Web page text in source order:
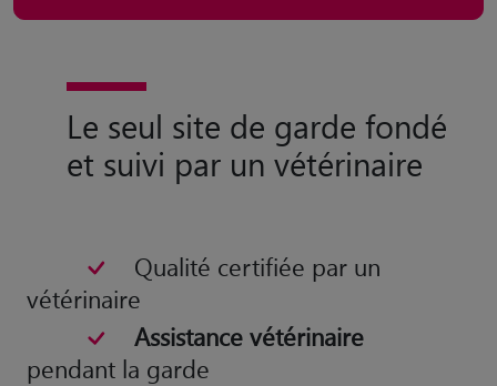
Le seul site de garde fondé
et suivi par un vétérinaire
Qualité certifiée par un
vétérinaire
Assistance vétérinaire
pendant la garde